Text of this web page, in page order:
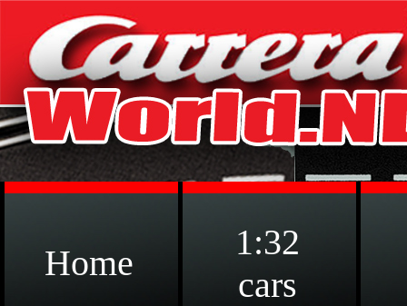
Home
1:32
cars